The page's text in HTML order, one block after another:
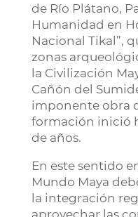
de Río Plátano,
Humanidad en
Nacional Tikal”,
zonas
la Civilización
Cañón del
imponente obra
formación inició
de años.
En este sentido
Mundo Maya
la integración
aprovechar las